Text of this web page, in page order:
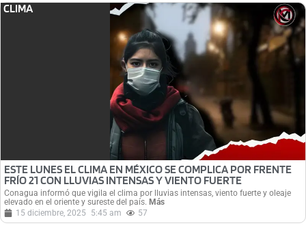
CLIMA
ESTE LUNES EL CLIMA EN MÉXICO SE COMPLICA POR FRENTE
FRÍO 21 CON LLUVIAS INTENSAS Y VIENTO FUERTE
Conagua informó que vigila el clima por lluvias intensas, viento fuerte y oleaje
elevado en el oriente y sureste del país. Más
15 diciembre, 2025
5:45 am 57